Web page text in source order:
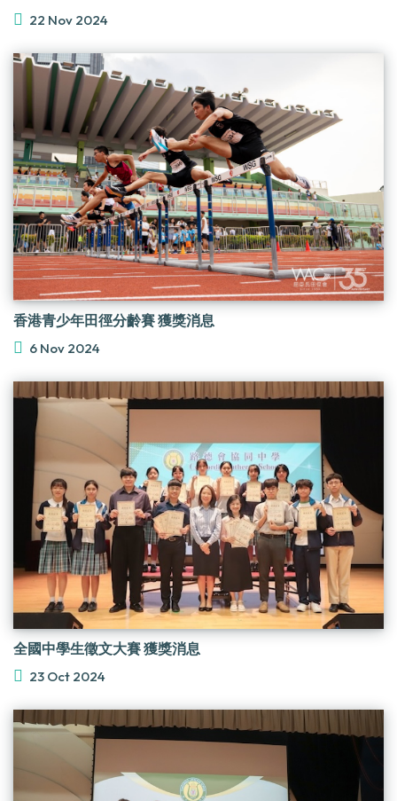
22 Nov 2024
香港青少年田徑分齡賽 獲獎消息
6 Nov 2024
全國中學生徵文大賽 獲獎消息
23 Oct 2024